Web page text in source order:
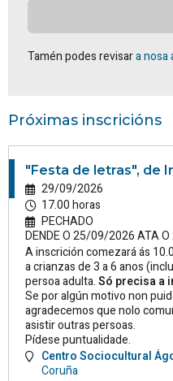
Tamén podes revisara nosa
Próximas inscricións
"Festa de letras", de
29/09/2026
17.00 horas
PECHADO
DENDE O 25/09/2026 ATA
A inscrición comezará ás
a crianzas de 3 a 6 anos
persoa adulta.Só precisa a
Se por algún motivo non
agradecemos que nolo
asistir outras persoas.
Pídese puntualidade.
Centro Sociocultural
Coruña